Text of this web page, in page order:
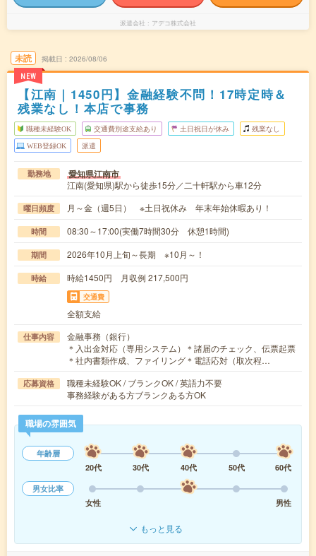
派遣会社 アデコ株式会社
未読
NEW
掲載日 2026/08/06
【江南｜1450円】金融経験不問！17時定時＆
残業なし！本店で事務
職種未経験OK 交通費別途支給あり 土日祝日が休み 残業なし
WEB登録OK 派遣
勤務地 愛知県江南市
江南(愛知県)駅から徒歩15分／二十軒駅から車12分
曜日頻度 月～金（週5日） ※土日祝休み 年末年始休暇あり！
時間 08:30～17:00(実働7時間30分 休憩1時間)
期間 2026年10月上旬～長期 ※10月～！
時給 時給1450円 月収例 217,500円
交通費
全額支給
仕事内容
金融事務（銀行）
＊入出金対応（専用システム）＊諸届のチェック、伝票起票
＊社内書類作成、ファイリング＊電話応対（取次程…
応募資格
職種未経験OK / ブランクOK / 英語力不要
事務経験がある方ブランクある方OK
職場の雰囲気
年齢層
20代
30代 40代 50代
60代
男女比率
女性
男性
もっと見る